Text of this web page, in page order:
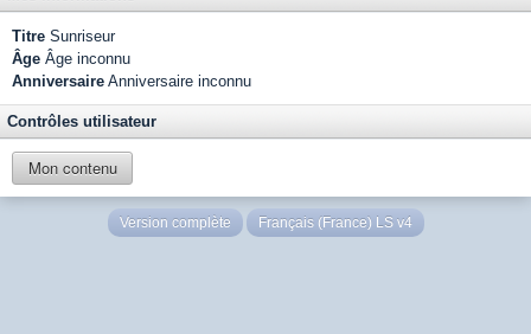
Titre Sunriseur
Âge Âge inconnu
Anniversaire Anniversaire inconnu
Contrôles utilisateur
Mon contenu
Version complète Français (France) LS v4